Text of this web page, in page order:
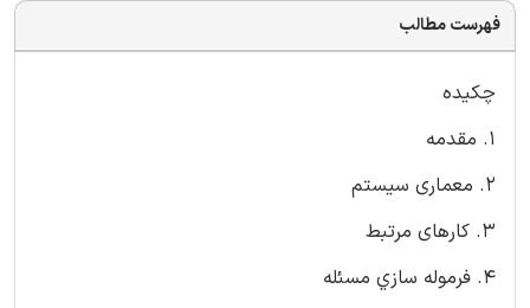
فهرست مطالب
چکیده
1. مقدمه
2. معماری سیستم
3. کارهای مرتبط
4. فرموله سازي مسئله